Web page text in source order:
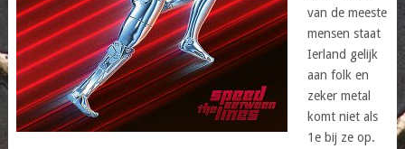
van de meeste
mensen staat
Ierland gelijk
aan folk en
zeker metal
komt niet als
1e bij ze op.